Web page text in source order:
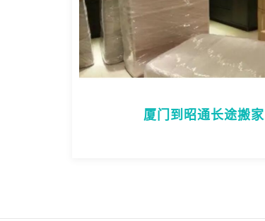
厦门到昭通长途搬家